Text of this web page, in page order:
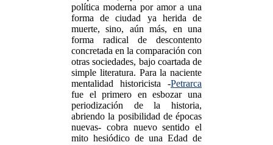
política moderna por amor a una
forma de ciudad ya herida de
muerte, sino, aún más, en una
forma radical de descontento
concretada en la comparación con
otras sociedades, bajo coartada de
simple literatura. Para la naciente
mentalidad historicista -Petrarca
fue el primero en esbozar una
periodización de la historia,
abriendo la posibilidad de épocas
nuevas- cobra nuevo sentido el
mito hesiódico de una Edad de